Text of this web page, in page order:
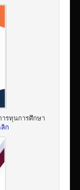
ารทุนการศึกษา
ก